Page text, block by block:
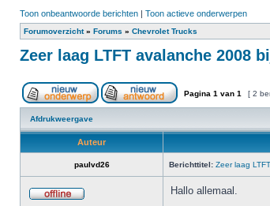
Toon onbeantwoorde berichten | Toon actieve onderwerpen
Forumoverzicht» Forums » Chevrolet Trucks
Zeer laag LTFT avalanche 2008
Pagina 1 van 1 [ 2
Afdrukweergave
Auteur
paulvd26 Berichttitel: Zeer laag
Hallo allemaal.